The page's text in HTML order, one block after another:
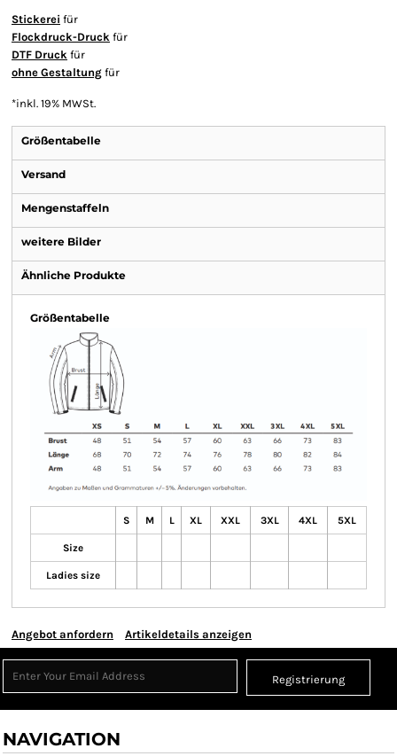
Stickerei für
Flockdruck-Druck für
DTF Druck für
ohne Gestaltung für
*inkl. 19% MWSt.
Größentabelle
Versand
Mengenstaffeln
weitere Bilder
Ähnliche Produkte
Größentabelle
S M L XL XXL 3XL 4XL 5XL
Size
Ladies size
Angebot anfordern Artikeldetails anzeigen
Registrierung
NAVIGATION